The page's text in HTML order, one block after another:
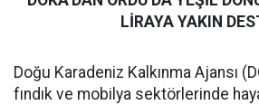
LİRAYA YAKIN
Doğu Karadeniz Kalkınma Ajansı
fındık ve mobilya sektörlerinde